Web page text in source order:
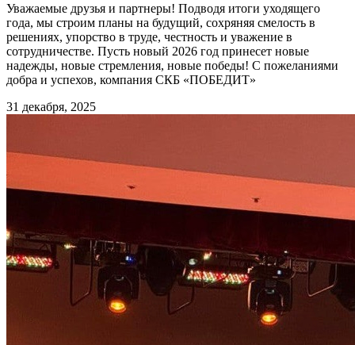
Уважаемые друзья и партнеры! Подводя итоги уходящего
года, мы строим планы на будущий, сохряняя смелость в
решениях, упорство в труде, честность и уважение в
сотрудничестве. Пусть новый 2026 год принесет новые
надежды, новые стремления, новые победы! С пожеланиями
добра и успехов, компания СКБ «ПОБЕДИТ»
31 декабря, 2025